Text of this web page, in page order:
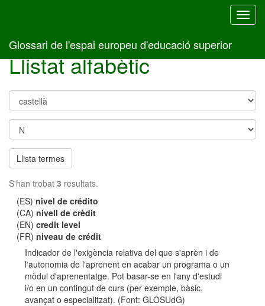
Glossari de l'espai europeu d'educació superior
Llistat alfabètic
Llista termes
S'han trobat 3 resultats.
(ES)nivel de crédito
(CA)nivell de crèdit
(EN)credit level
(FR)niveau de crédit
Indicador de l'exigència relativa del que s'aprèn i de
l'autonomia de l'aprenent en acabar un programa o un
mòdul d'aprenentatge. Pot basar-se en l'any d'estudi
i/o en un contingut de curs (per exemple, bàsic,
avançat o especialitzat). (Font: GLOSUdG)